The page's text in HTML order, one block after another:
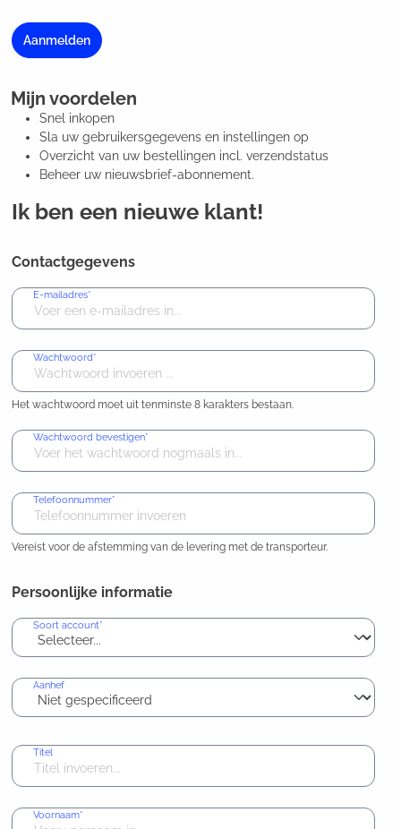
Aanmelden
Mijn voordelen
Snel inkopen
Sla uw gebruikersgegevens en instellingen op
Overzicht van uw bestellingen incl. verzendstatus
Beheer uw nieuwsbrief-abonnement.
Ik ben een nieuwe klant!
Contactgegevens
E-mailadres*
Wachtwoord*
Het wachtwoord moet uit tenminste 8 karakters bestaan.
Wachtwoord bevestigen*
Telefoonnummer*
Vereist voor de afstemming van de levering met de transporteur.
Persoonlijke informatie
Soort account*
Aanhef
Titel
Voornaam*